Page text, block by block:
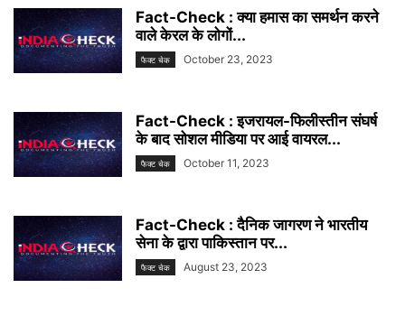
Fact-Check : क्या हमास का समर्थन करने
वाले केरल के लोगों...
फैक्ट चेक October 23, 2023
Fact-Check : इजरायल-फिलीस्तीन संघर्ष
के बाद सोशल मीडिया पर आई वायरल...
फैक्ट चेक October 11, 2023
Fact-Check : दैनिक जागरण ने भारतीय
सेना के द्वारा पाकिस्तान पर...
फैक्ट चेक August 23, 2023